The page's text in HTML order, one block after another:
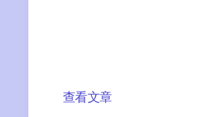
查看文章